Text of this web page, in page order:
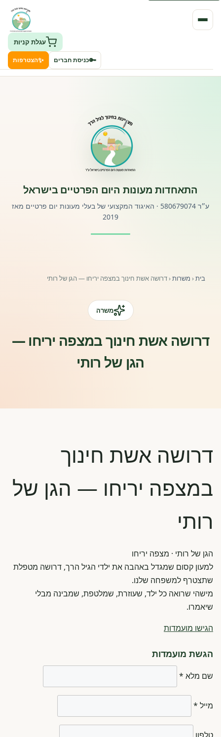
פורטל לוח מודעות דרושים עובדים
השתלמויות וקורסים לגננות ולצוותי חינוך | גיל הרך 0-6
עגלת קניות
🔑כניסת חברים ✨הצטרפות
התאחדות מעונות היום הפרטיים בישראל
ע״ר 580679074 · האיגוד המקצועי של בעלי מעונות יום פרטיים מאז
2019
בית‹ משרות‹דרושה אשת חינוך במצפה יריחו — הגן של רותי
משרה
דרושה אשת חינוך במצפה יריחו —
הגן של רותי
דרושה אשת חינוך
במצפה יריחו — הגן של
רותי
הגן של רותי · מצפה יריחו
למעון קסום שמגדל באהבה את ילדי הגיל הרך, דרושה מטפלת
שתצטרף למשפחה שלנו.
מישהי שרואה כל ילד, שעוזרת, שמלטפת, שמבינה מבלי
שיאמרו.
הגישו מועמדות
הגשת מועמדות
שם מלא *
מייל *